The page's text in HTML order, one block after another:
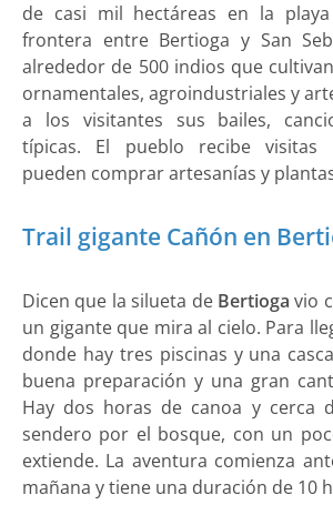
de casi mil hectáreas en la
frontera entre Bertioga y San
alrededor de 500 indios que
ornamentales, agroindustriales y
a los visitantes sus bailes,
típicas. El pueblo recibe visitas
pueden comprar artesanías y
Trail gigante Cañón en
Dicen que la silueta de Bertioga vio
un gigante que mira al cielo. Para
donde hay tres piscinas y una
buena preparación y una gran
Hay dos horas de canoa y cerca
sendero por el bosque, con un
extiende. La aventura comienza
mañana y tiene una duración de 10